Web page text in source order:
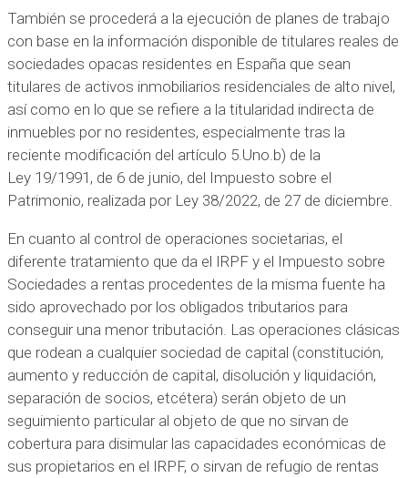
También se procederá a la ejecución de planes de trabajo
con base en la información disponible de titulares reales de
sociedades opacas residentes en España que sean
titulares de activos inmobiliarios residenciales de alto nivel,
así como en lo que se refiere a la titularidad indirecta de
inmuebles por no residentes, especialmente tras la
reciente modificación del artículo 5.Uno.b) de la
Ley 19/1991, de 6 de junio, del Impuesto sobre el
Patrimonio, realizada por Ley 38/2022, de 27 de diciembre.
En cuanto al control de operaciones societarias, el
diferente tratamiento que da el IRPF y el Impuesto sobre
Sociedades a rentas procedentes de la misma fuente ha
sido aprovechado por los obligados tributarios para
conseguir una menor tributación. Las operaciones clásicas
que rodean a cualquier sociedad de capital (constitución,
aumento y reducción de capital, disolución y liquidación,
separación de socios, etcétera) serán objeto de un
seguimiento particular al objeto de que no sirvan de
cobertura para disimular las capacidades económicas de
sus propietarios en el IRPF, o sirvan de refugio de rentas